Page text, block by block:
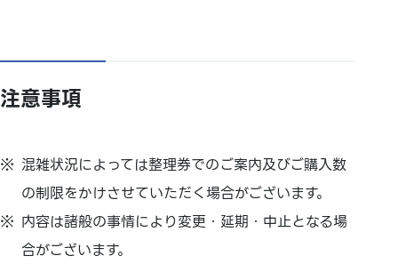
注意事項
混雑状況によっては整理券でのご案内及びご購入数
の制限をかけさせていただく場合がございます。
内容は諸般の事情により変更・延期・中止となる場
合がございます。